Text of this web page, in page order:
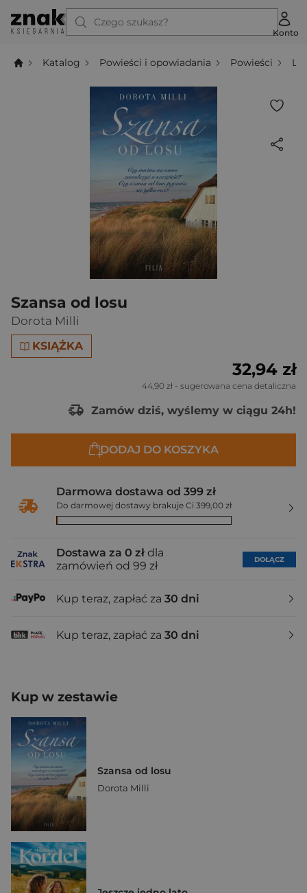
Czego szukasz?
Konto
Katalog Powieści i opowiadania Powieści
Szansa od losu
Dorota Milli
KSIĄŻKA
32,94 zł
44,90 zł - sugerowana cena detaliczna
Zamów dziś, wyślemy w ciągu 24h!
DODAJ DO KOSZYKA
Darmowa dostawa od 399 zł
Do darmowej dostawy brakuje Ci 399,00 zł
Dostawa za 0 zł dla
zamówień od 99 zł
DOŁĄCZ
Kup teraz, zapłać za 30 dni
Kup teraz, zapłać za 30 dni
Kup w zestawie
Szansa od losu
Dorota Milli